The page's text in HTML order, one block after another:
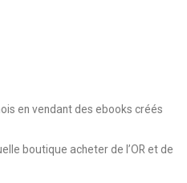
en vendant des ebooks créés
boutique acheter de l’OR et de